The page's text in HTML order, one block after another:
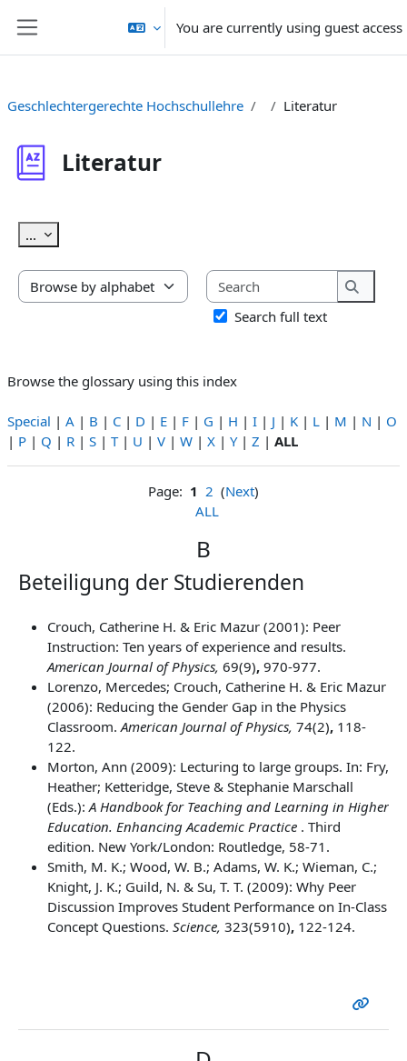
You are currently using guest access
Geschlechtergerechte Hochschullehre Literatur
Literatur
... Export entries
Browse the glossary using this index
Search
Search
Search full text
Browse the glossary using this index
Special | A | B | C | D | E | F | G | H | I | J | K | L | M | N | O
| P | Q | R | S | T| U | V | W | X | Y| Z | ALL
Page: 1 2 (Next)
ALL
B
Beteiligung der Studierenden
Crouch, Catherine H. & Eric Mazur (2001): Peer
Instruction: Ten years of experience and results.
American Journal of Physics, 69(9), 970-977.
Lorenzo, Mercedes; Crouch, Catherine H. & Eric Mazur
(2006): Reducing the Gender Gap in the Physics
Classroom.American Journal of Physics, 74(2), 118-
122.
Morton, Ann (2009): Lecturing to large groups. In: Fry,
Heather; Ketteridge, Steve & Stephanie Marschall
(Eds.): A Handbook for Teaching and Learning in Higher
Education. Enhancing Academic Practice . Third
edition. New York/London: Routledge, 58-71.
Smith, M. K.; Wood, W. B.; Adams, W. K.; Wieman, C.;
Knight, J. K.; Guild, N. & Su, T. T. (2009): Why Peer
Discussion Improves Student Performance on In-Class
Concept Questions. Science, 323(5910), 122-124.